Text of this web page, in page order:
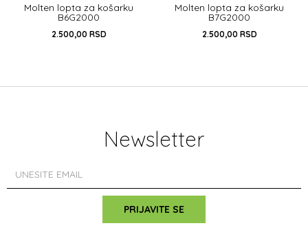
Molten lopta za košarku
B6G2000
2.500,00 RSD
Molten lopta za košarku
B7G2000
2.500,00 RSD
DODAJ U KORPU
Newsletter
PRIJAVITE SE